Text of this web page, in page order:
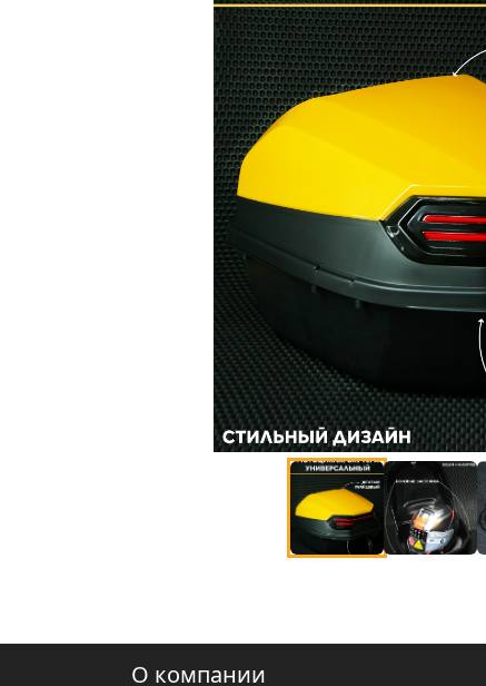
Предыдущая
О компании